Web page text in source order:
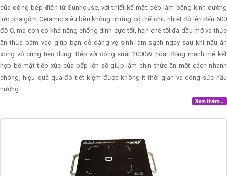
của dòng bếp điện từ Sunhouse, với thiết kế mặt bếp làm bằng kính cường
lực pha gốm Ceramic siêu bền không những có thể chịu nhiệt độ lên đến 600
độ C, mà còn có khả năng chống dính cực tốt, hạn chế tối đa dầu mỡ và thức
ăn thừa bám vào giúp bạn dễ dàng vệ sinh làm sạch ngay sau khi nấu ăn
xong vô cùng tiện dụng. Bếp với công suất 2000W hoạt động mạnh mẽ kết
hợp bề mặt tiếp xúc của bếp lớn sẽ giúp làm chín thức ăn một cách nhanh
chóng, hiệu quả qua đó tiết kiệm được không ít thời gian và công sức nấu
nướng.
Xem thêm...